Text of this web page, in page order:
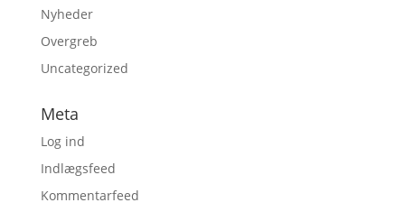
Nyheder
Overgreb
Uncategorized
Meta
Log ind
Indlægsfeed
Kommentarfeed